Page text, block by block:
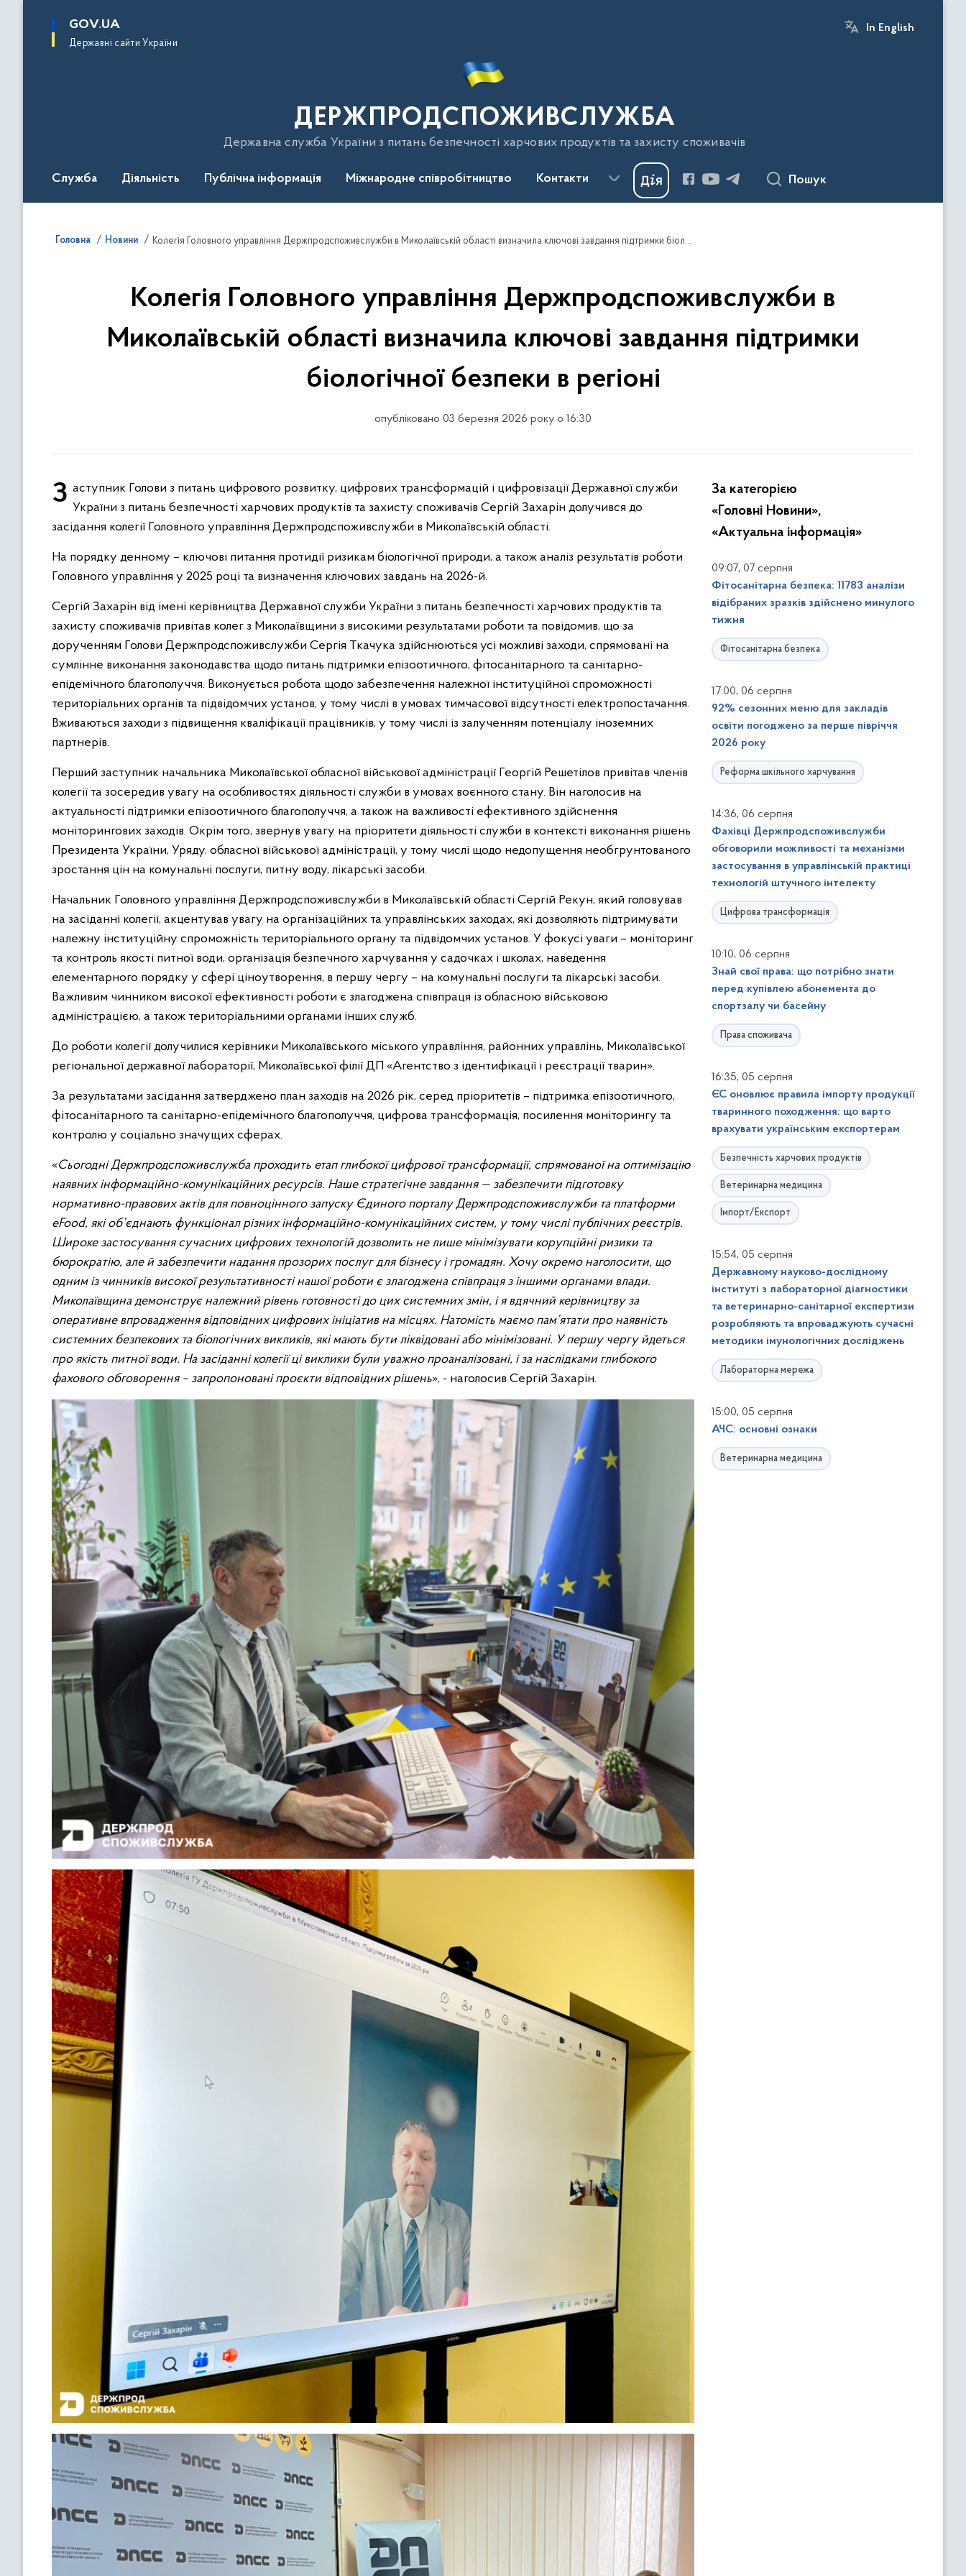
основного
GOV.UA
Державні сайти України
In English
ДЕРЖПРОДСПОЖИВСЛУЖБА
Державна служба України з питань безпечності харчових продуктів та захисту споживачів
Служба Діяльність Публічна інформація Міжнародне співробітництво Контакти Пошук
Головна Новини Колегія Головного управління Держпродспоживслужби в Миколаївській області визначила ключові завдання підтримки біологічної безпеки в регіоні
Колегія Головного управління Держпродспоживслужби в
Миколаївській області визначила ключові завдання підтримки
біологічної безпеки в регіоні
опубліковано 03 березня 2026 року о 16:30
Заступник Голови з питань цифрового розвитку, цифрових трансформацій і цифровізації Державної служби України з питань безпечності харчових продуктів та захисту споживачів Сергій Захарін долучився до
засідання колегії Головного управління Держпродспоживслужби в Миколаївській області.
На порядку денному – ключові питання протидії ризикам біологічної природи, а також аналіз результатів роботи
Головного управління у 2025 році та визначення ключових завдань на 2026-й.
Сергій Захарін від імені керівництва Державної служби України з питань безпечності харчових продуктів та
захисту споживачів привітав колег з Миколаївщини з високими результатами роботи та повідомив, що за
дорученням Голови Держпродспоживслужби Сергія Ткачука здійснюються усі можливі заходи, спрямовані на
сумлінне виконання законодавства щодо питань підтримки епізоотичного, фітосанітарного та санітарно-
епідемічного благополуччя. Виконується робота щодо забезпечення належної інституційної спроможності
територіальних органів та підвідомчих установ, у тому числі в умовах тимчасової відсутності електропостачання.
Вживаються заходи з підвищення кваліфікації працівників, у тому числі із залученням потенціалу іноземних
партнерів.
Перший заступник начальника Миколаївської обласної військової адміністрації Георгій Решетілов привітав членів
колегії та зосередив увагу на особливостях діяльності служби в умовах воєнного стану. Він наголосив на
актуальності підтримки епізоотичного благополуччя, а також на важливості ефективного здійснення
моніторингових заходів. Окрім того, звернув увагу на пріоритети діяльності служби в контексті виконання рішень
Президента України, Уряду, обласної військової адміністрації, у тому числі щодо недопущення необгрунтованого
зростання цін на комунальні послуги, питну воду, лікарські засоби.
Начальник Головного управління Держпродспоживслужби в Миколаївській області Сергій Рекун, який головував
на засіданні колегії, акцентував увагу на організаційних та управлінських заходах, які дозволяють підтримувати
належну інституційну спроможність територіального органу та підвідомчих установ. У фокусі уваги – моніторинг
та контроль якості питної води, організація безпечного харчування у садочках і школах, наведення
елементарного порядку у сфері ціноутворення, в першу чергу – на комунальні послуги та лікарські засоби.
Важливим чинником високої ефективності роботи є злагоджена співпраця із обласною військовою
адміністрацією, а також територіальними органами інших служб.
До роботи колегії долучилися керівники Миколаївського міського управління, районних управлінь, Миколаївської
регіональної державної лабораторії, Миколаївської філії ДП «Агентство з ідентифікації і реєстрації тварин».
За результатами засідання затверджено план заходів на 2026 рік, серед пріоритетів – підтримка епізоотичного,
фітосанітарного та санітарно-епідемічного благополуччя, цифрова трансформація, посилення моніторингу та
контролю у соціально значущих сферах.
«Сьогодні Держпродспоживслужба проходить етап глибокої цифрової трансформації, спрямованої на оптимізацію
наявних інформаційно-комунікаційних ресурсів. Наше стратегічне завдання — забезпечити підготовку
нормативно-правових актів для повноцінного запуску Єдиного порталу Держпродспоживслужби та платформи
eFood, які об’єднають функціонал різних інформаційно-комунікаційних систем, у тому числі публічних реєстрів.
Широке застосування сучасних цифрових технологій дозволить не лише мінімізувати корупційні ризики та
бюрократію, але й забезпечити надання прозорих послуг для бізнесу і громадян. Хочу окремо наголосити, що
одним із чинників високої результативності нашої роботи є злагоджена співпраця з іншими органами влади.
Миколаївщина демонструє належний рівень готовності до цих системних змін, і я вдячний керівництву за
оперативне впровадження відповідних цифрових ініціатив на місцях. Натомість маємо пам’ятати про наявність
системних безпекових та біологічних викликів, які мають бути ліквідовані або мінімізовані. У першу чергу йдеться
про якість питної води. На засіданні колегії ці виклики були уважно проаналізовані, і за наслідками глибокого
фахового обговорення – запропоновані проєкти відповідних рішень», - наголосив Сергій Захарін.
За категорією
«Головні Новини»,
«Актуальна інформація»
09:07, 07 серпня
Фітосанітарна безпека: 11783 аналізи
відібраних зразків здійснено минулого
тижня
Фітосанітарна безпека
17:00, 06 серпня
92% сезонних меню для закладів
освіти погоджено за перше півріччя
2026 року
Реформа шкільного харчування
14:36, 06 серпня
Фахівці Держпродспоживслужби
обговорили можливості та механізми
застосування в управлінській практиці
технологій штучного інтелекту
Цифрова трансформація
10:10, 06 серпня
Знай свої права: що потрібно знати
перед купівлею абонемента до
спортзалу чи басейну
Права споживача
16:35, 05 серпня
ЄС оновлює правила імпорту продукції
тваринного походження: що варто
врахувати українським експортерам
Безпечність харчових продуктів
Ветеринарна медицина
Імпорт/Експорт
15:54, 05 серпня
Державному науково-дослідному
інституті з лабораторної діагностики
та ветеринарно-санітарної експертизи
розробляють та впроваджують сучасні
методики імунологічних досліджень
Лабораторна мережа
15:00, 05 серпня
АЧС: основні ознаки
Ветеринарна медицина